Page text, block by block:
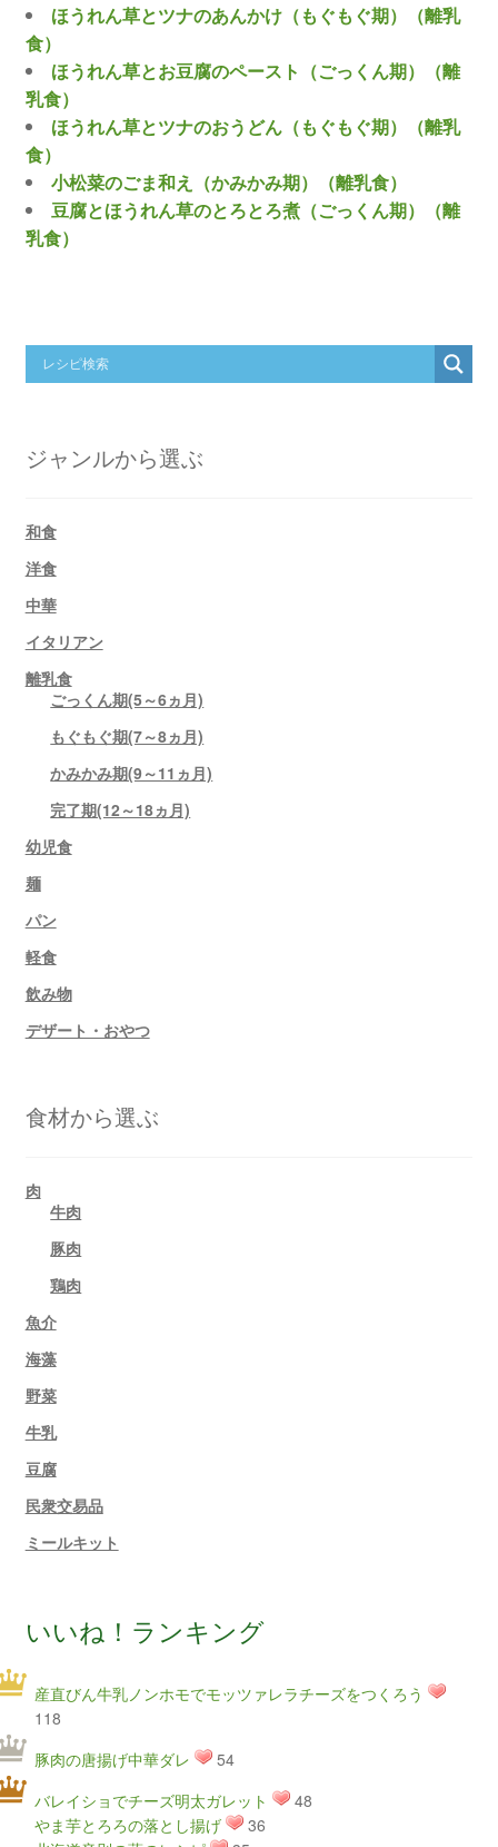
ほうれん草とツナのあんかけ（もぐもぐ期）（離乳
食）
ほうれん草とお豆腐のペースト（ごっくん期）（離
乳食）
ほうれん草とツナのおうどん（もぐもぐ期）（離乳
食）
小松菜のごま和え（かみかみ期）（離乳食）
豆腐とほうれん草のとろとろ煮（ごっくん期）（離
乳食）
ジャンルから選ぶ
和食
洋食
中華
イタリアン
離乳食
ごっくん期(5～6ヵ月)
もぐもぐ期(7～8ヵ月)
かみかみ期(9～11ヵ月)
完了期(12～18ヵ月)
幼児食
麺
パン
軽食
飲み物
デザート・おやつ
食材から選ぶ
肉
牛肉
豚肉
鶏肉
魚介
海藻
野菜
牛乳
豆腐
民衆交易品
ミールキット
いいね！ランキング
産直びん牛乳ノンホモでモッツァレラチーズをつくろう
118
豚肉の唐揚げ中華ダレ
54
バレイショでチーズ明太ガレット
48
やま芋とろろの落とし揚げ
36